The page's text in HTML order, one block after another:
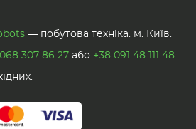
— побутова техніка. м. Київ.
307 86 27 або +38 091 48 111 48